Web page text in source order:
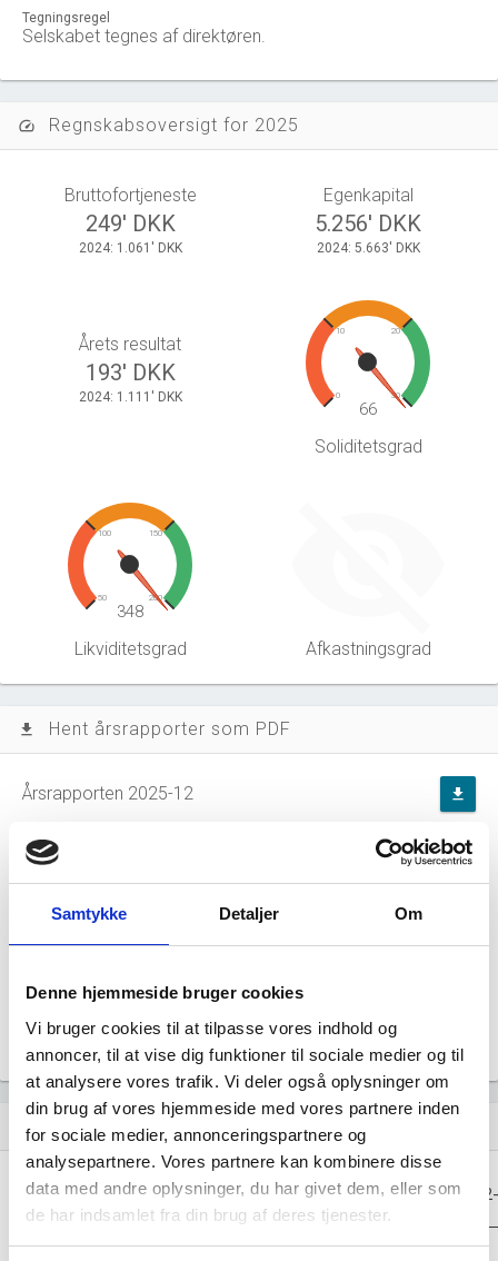
Samtykke Detaljer Om
Denne hjemmeside bruger cookies
Vi bruger cookies til at tilpasse vores indhold og
annoncer, til at vise dig funktioner til sociale medier og til
at analysere vores trafik. Vi deler også oplysninger om
din brug af vores hjemmeside med vores partnere inden
for sociale medier, annonceringspartnere og
analysepartnere. Vores partnere kan kombinere disse
data med andre oplysninger, du har givet dem, eller som
de har indsamlet fra din brug af deres tjenester.
Tegningsregel
Selskabet tegnes af direktøren.
speed Regnskabsoversigt for 2025
Bruttofortjeneste
249' DKK
2024: 1.061' DKK
Egenkapital
5.256' DKK
2024: 5.663' DKK
Årets resultat
193' DKK
2024: 1.111' DKK 0
10 20
30
66
Soliditetsgrad
50
100 150
200
348
Likviditetsgrad Afkastningsgrad
file_download Hent årsrapporter som PDF
Årsrapporten 2025-12 file_download
Årsrapporten 2024-12 file_download
Årsrapporten 2023-12
Årsrapporten 2021-12
assignment Regnskaber
Resultat i 1000
DKK
2025-12 2024-12 2023-12
Nettoomsætning - - -